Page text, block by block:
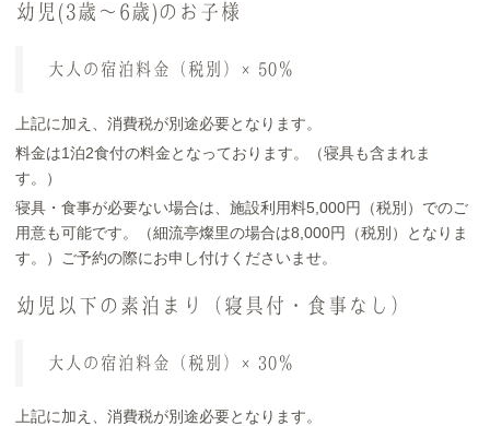
幼児(3歳～6歳)のお子様
大人の宿泊料金（税別）×50％
上記に加え、消費税が別途必要となります。
料金は1泊2食付の料金となっております。（寝具も含まれま
す。）
寝具・食事が必要ない場合は、施設利用料5,000円（税別）でのご
用意も可能です。（細流亭燦里の場合は8,000円（税別）となりま
す。）ご予約の際にお申し付けくださいませ。
幼児以下の素泊まり（寝具付・食事なし）
大人の宿泊料金（税別）×30％
上記に加え、消費税が別途必要となります。